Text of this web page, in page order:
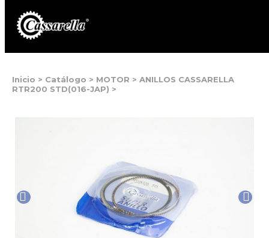
Inicio > Catálogo > MOTOR > ANILLOS CASSARELLA
RTR200 STD(016-JAP) >